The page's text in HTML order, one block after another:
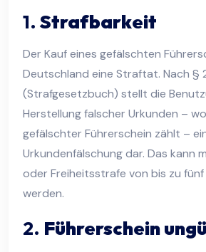
1. Strafbarkeit
Der Kauf eines gefälschten
Deutschland eine Straftat. Nach §
(Strafgesetzbuch) stellt die
Herstellung falscher Urkunden –
gefälschter Führerschein zählt –
Urkundenfälschung dar. Das kann
oder Freiheitsstrafe von bis zu
werden.
2. Führerschein